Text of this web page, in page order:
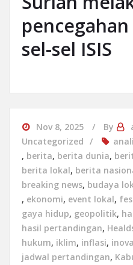
sel-sel ISIS
Nov 8, 2025 By
Uncategorized
, berita, berita dunia,
berita lokal, berita
breaking news, budaya
, ekonomi, event lokal,
gaya hidup, geopolitik,
hasil pertandingan,
hukum, iklim, inflasi,
jadwal pertandingan,